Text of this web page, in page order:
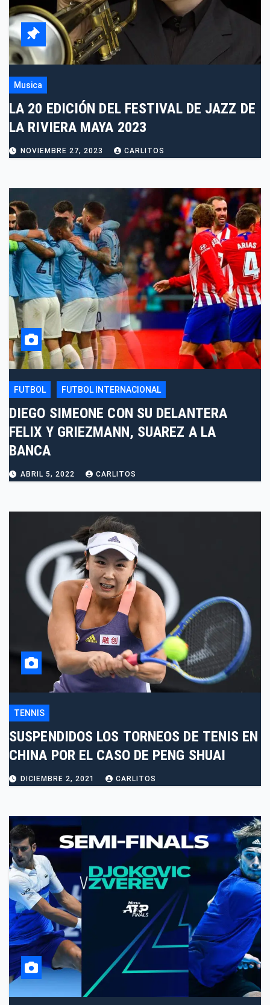
Musica
LA 20 EDICIÓN DEL FESTIVAL DE JAZZ DE
LA RIVIERA MAYA 2023
NOVIEMBRE 27, 2023 CARLITOS
FUTBOL FUTBOL INTERNACIONAL
DIEGO SIMEONE CON SU DELANTERA
FELIX Y GRIEZMANN, SUAREZ A LA
BANCA
ABRIL 5, 2022 CARLITOS
TENNIS
SUSPENDIDOS LOS TORNEOS DE TENIS EN
CHINA POR EL CASO DE PENG SHUAI
DICIEMBRE 2, 2021 CARLITOS